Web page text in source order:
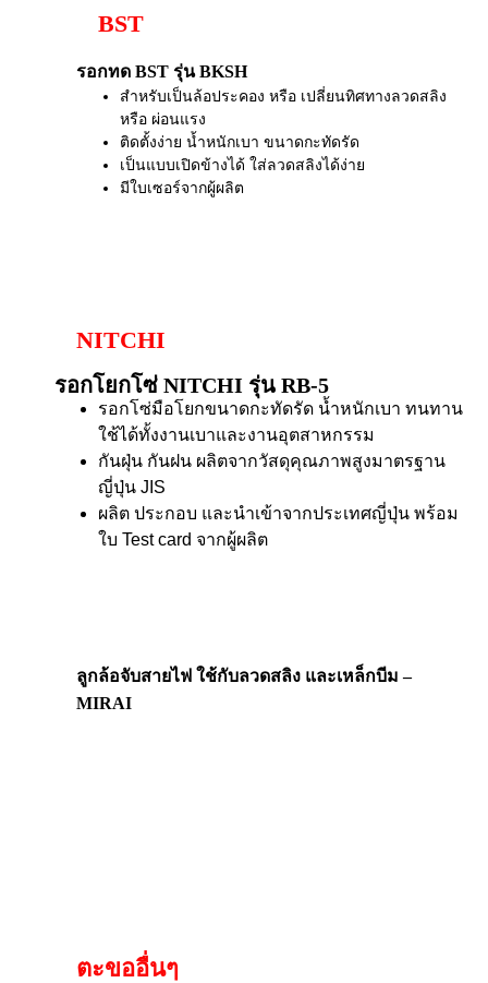
BST
รอกทด BST รุ่น BKSH
สำหรับเป็นล้อประคอง หรือ เปลี่ยนทิศทางลวดสลิง
หรือ ผ่อนแรง
ติดตั้งง่าย น้ำหนักเบา ขนาดกะทัดรัด
เป็นแบบเปิดข้างได้ ใส่ลวดสลิงได้ง่าย
มีใบเซอร์จากผู้ผลิต
NITCHI
รอกโยกโซ่ NITCHI รุ่น RB-5
รอกโซ่มือโยกขนาดกะทัดรัด น้ำหนักเบา ทนทาน
ใช้ได้ทั้งงานเบาและงานอุตสาหกรรม
กันฝุ่น กันฝน ผลิตจากวัสดุคุณภาพสูงมาตรฐาน
ญี่ปุ่น JIS
ผลิต ประกอบ และนำเข้าจากประเทศญี่ปุ่น พร้อม
ใบ Test card จากผู้ผลิต
ลูกล้อจับสายไฟ ใช้กับลวดสลิง และเหล็กบีม –
MIRAI
ตะขออื่นๆ